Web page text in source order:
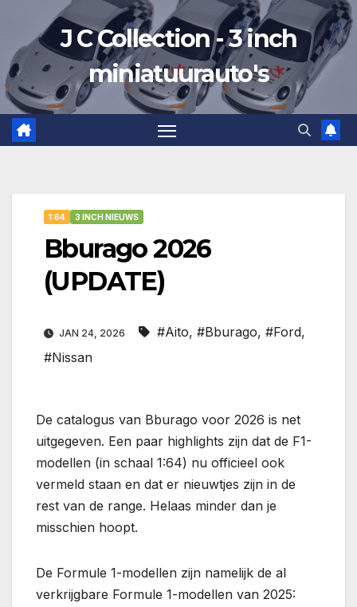
de
inhoud
J C Collection - 3 inch
miniatuurauto's
1:64 3 INCH NIEUWS
Bburago 2026
(UPDATE)
JAN 24, 2026 #Aito, #Bburago, #Ford,
#Nissan
De catalogus van Bburago voor 2026 is net
uitgegeven. Een paar highlights zijn dat de F1-
modellen (in schaal 1:64) nu officieel ook
vermeld staan en dat er nieuwtjes zijn in de
rest van de range. Helaas minder dan je
misschien hoopt.
De Formule 1-modellen zijn namelijk de al
verkrijgbare Formule 1-modellen van 2025: